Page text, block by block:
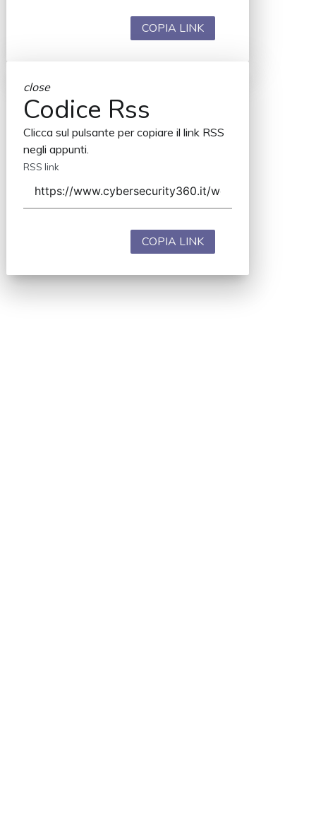
COPIA LINK
close
Codice Rss
Clicca sul pulsante per copiare il link RSS
negli appunti.
RSS link
COPIA LINK